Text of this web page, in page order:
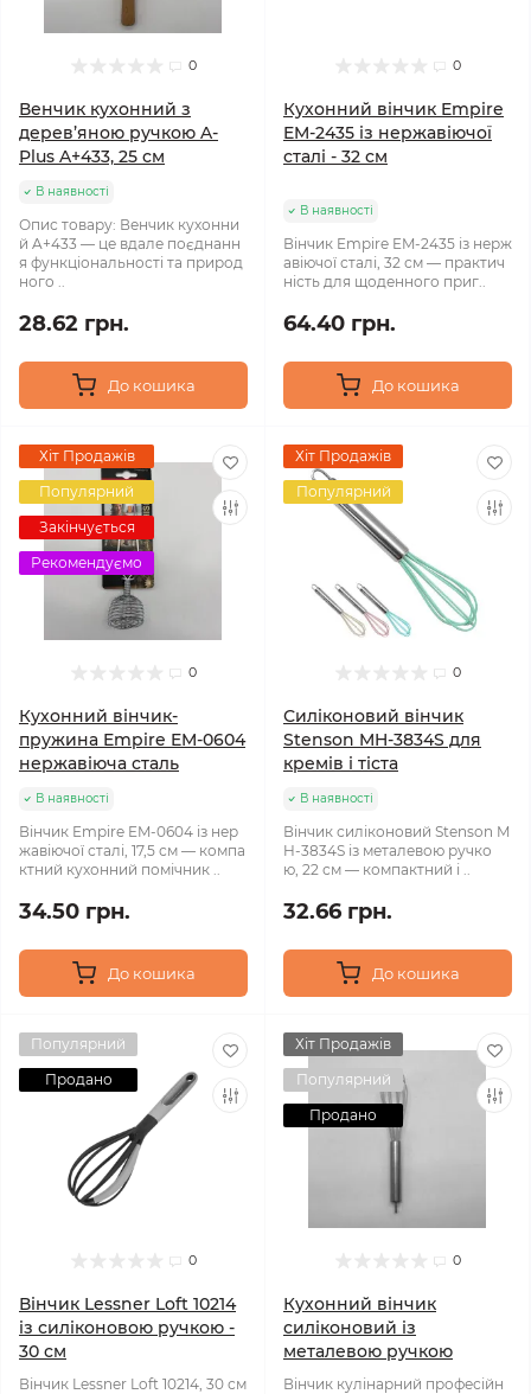
0
Венчик кухонний з
дерев’яною ручкою A-
Plus A+433, 25 см
В наявності
Опис товару: Венчик кухонни
й A+433 — це вдале поєднанн
я функціональності та природ
ного ..
28.62 грн.
До кошика
0
Кухонний вінчик Empire
EM‑2435 із нержавіючої
сталі - 32 см
В наявності
Вінчик Empire EM‑2435 із нерж
авіючої сталі, 32 см — практич
ність для щоденного приг..
64.40 грн.
До кошика
Хіт Продажів
Популярний
Закінчується
Рекомендуємо
0
Кухонний вінчик-
пружина Empire EM‑0604
нержавіюча сталь
В наявності
Вінчик Empire EM‑0604 із нер
жавіючої сталі, 17,5 см — компа
ктний кухонний помічник ..
34.50 грн.
До кошика
Хіт Продажів
Популярний
0
Силіконовий вінчик
Stenson MH‑3834S для
кремів і тіста
В наявності
Вінчик силіконовий Stenson M
H-3834S із металевою ручко
ю, 22 см — компактний і ..
32.66 грн.
До кошика
Популярний
Продано
0
Вінчик Lessner Loft 10214
із силіконовою ручкою -
30 см
Вінчик Lessner Loft 10214, 30 см
Хіт Продажів
Популярний
Продано
0
Кухонний вінчик
силіконовий із
металевою ручкою
Вінчик кулінарний професійн